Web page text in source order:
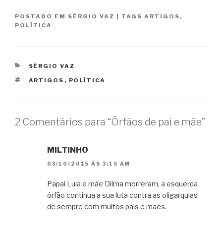
POSTADO EM SÉRGIO VAZ TAGS ARTIGOS ,
POLÍTICA
CATEGORIAS
SÉRGIO VAZ
TAGS
ARTIGOS , POLÍTICA
2 Comentários para “Órfãos de pai e mãe”
MILTINHO
03/10/2015 ÀS 3:15 AM
Papai Lula e mãe Dilma morreram, a esquerda
órfão continua a sua luta contra as oligarquias
de sempre com muitos pais e mães.